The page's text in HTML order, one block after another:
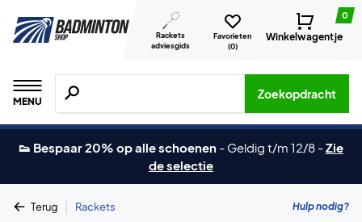
Rackets
adviesgids
Favorieten
(0)
0
Winkelwagentje
MENU
Zoeken naar producten, merken etc.
Zoekopdracht
👟 Bespaar 20% op alle schoenen - Geldig t/m 12/8 -Zie
de selectie
Terug | Rackets Hulp nodig?